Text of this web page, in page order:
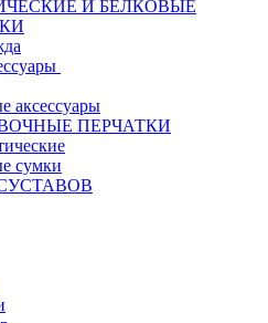
И БЕЛКОВЫЕ
аксессуары
ПЕРЧАТКИ
сумки